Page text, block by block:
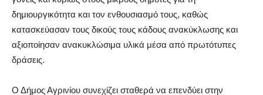
δημιουργικότητα και τον ενθουσιασμό τους, καθώς
κατασκεύασαν τους δικούς τους κάδους ανακύκλωσης και
αξιοποίησαν ανακυκλώσιμα υλικά μέσα από πρωτότυπες
δράσεις.
Ο Δήμος Αγρινίου συνεχίζει σταθερά να επενδύει στην